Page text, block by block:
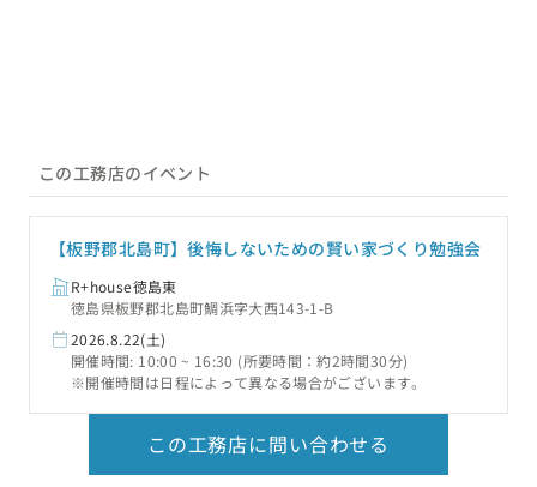
【板野郡北島町】後悔しないための賢い家づくり勉強会
2026.8.22(土)
開催時間: 10:00 ~ 16:30 (所要時間：約2時間30分)
※開催時間は日程によって異なる場合がございます。
この工務店に問い合わせる
この工務店について詳しく見る